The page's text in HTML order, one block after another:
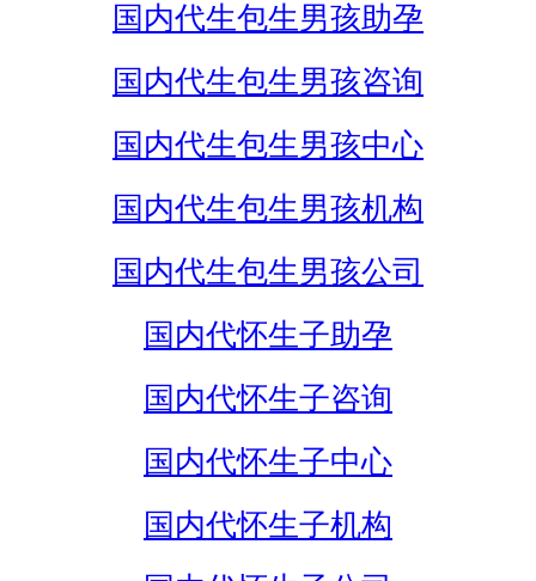
国内代生包生男孩助孕
国内代生包生男孩咨询
国内代生包生男孩中心
国内代生包生男孩机构
国内代生包生男孩公司
国内代怀生子助孕
国内代怀生子咨询
国内代怀生子中心
国内代怀生子机构